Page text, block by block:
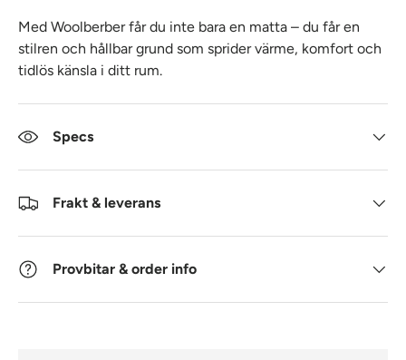
Med Woolberber får du inte bara en matta – du får en
stilren och hållbar grund som sprider värme, komfort och
tidlös känsla i ditt rum.
Specs
Frakt & leverans
Provbitar & order info